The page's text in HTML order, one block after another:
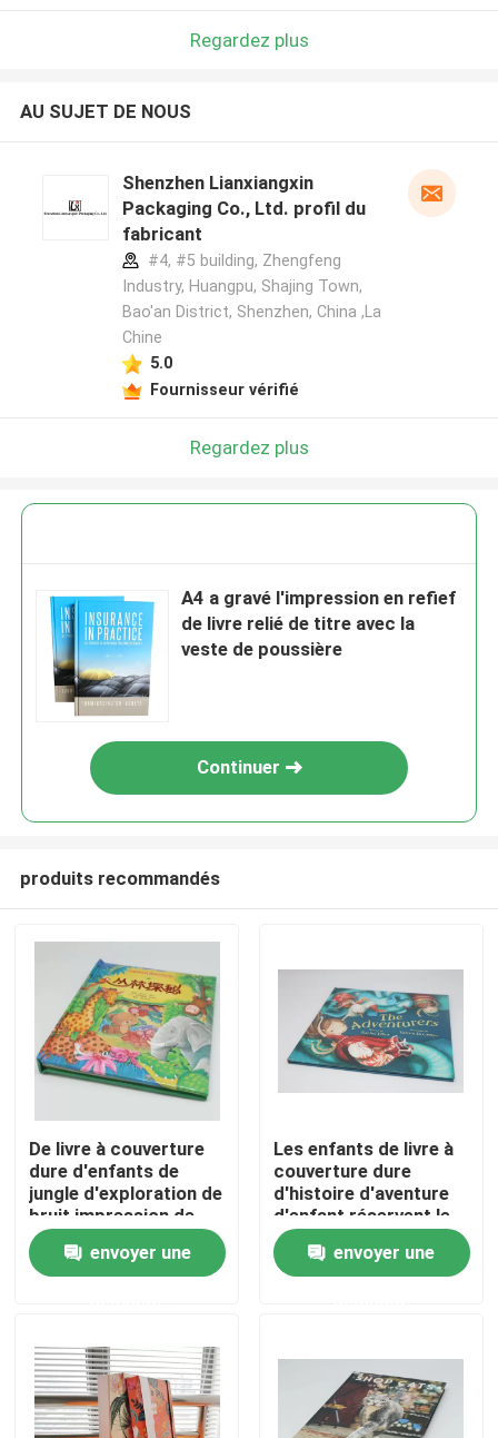
À la maison
Produits
À propos de nous
Regardez plus
AU SUJET DE NOUS
Shenzhen Lianxiangxin
Packaging Co., Ltd. profil du
fabricant
#4, #5 building, Zhengfeng
Industry, Huangpu, Shajing Town,
Bao'an District, Shenzhen, China ,La
Chine
5.0
Fournisseur vérifié
Regardez plus
A4 a gravé l'impression en refief
de livre relié de titre avec la
veste de poussière
Continuer
produits recommandés
De livre à couverture
dure d'enfants de
jungle d'exploration de
bruit impression de
papier enduite de livre
envoyer une
Les enfants de livre à
couverture dure
d'histoire d'aventure
d'enfant réservent le
service d'impression
envoyer une